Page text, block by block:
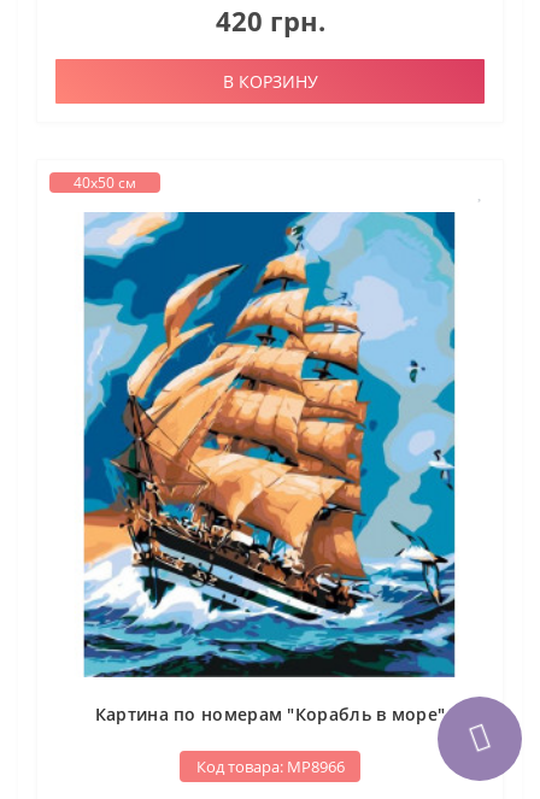
420 грн.
В КОРЗИНУ
40х50 см
Картина по номерам "Корабль в море"
Код товара: МР8966